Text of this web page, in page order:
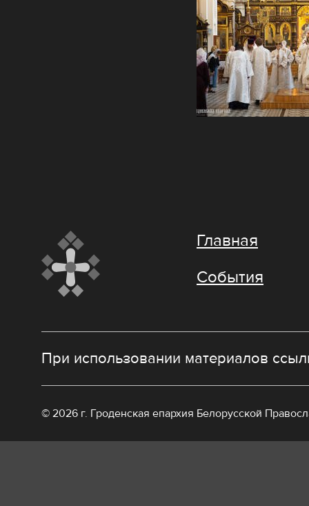
Главная
События
При использовании материалов
© 2026 г. Гроденская епархия Белорусской